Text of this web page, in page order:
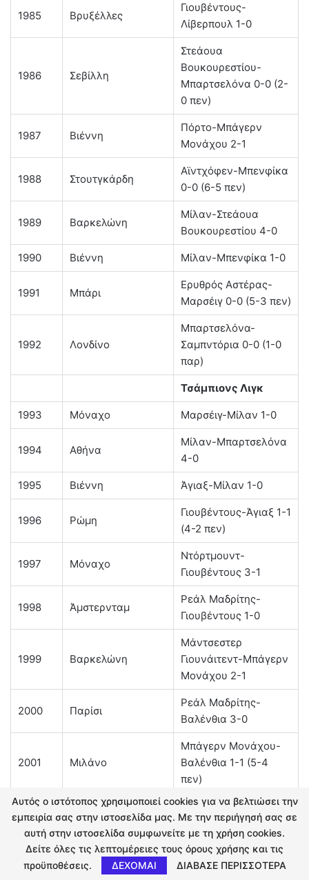
1985 Βρυξέλλες
Γιουβέντους-
Λίβερπουλ 1-0
1986 Σεβίλλη
Στεάουα
Βουκουρεστίου-
Μπαρτσελόνα 0-0 (2-
0 πεν)
1987 Βιέννη
Πόρτο-Μπάγερν
Μονάχου 2-1
1988 Στουτγκάρδη
Αϊντχόφεν-Μπενφίκα
0-0 (6-5 πεν)
1989 Βαρκελώνη
Μίλαν-Στεάουα
Βουκουρεστίου 4-0
1990 Βιέννη Μίλαν-Μπενφίκα 1-0
1991 Μπάρι
Ερυθρός Αστέρας-
Μαρσέιγ 0-0 (5-3 πεν)
1992 Λονδίνο
Μπαρτσελόνα-
Σαμπντόρια 0-0 (1-0
παρ)
Τσάμπιονς Λιγκ
1993 Μόναχο Μαρσέιγ-Μίλαν 1-0
1994 Αθήνα
Μίλαν-Μπαρτσελόνα
4-0
1995 Βιέννη Άγιαξ-Μίλαν 1-0
1996 Ρώμη
Γιουβέντους-Άγιαξ 1-1
(4-2 πεν)
1997 Μόναχο
Ντόρτμουντ-
Γιουβέντους 3-1
1998 Άμστερνταμ
Ρεάλ Μαδρίτης-
Γιουβέντους 1-0
1999 Βαρκελώνη
Μάντσεστερ
Γιουνάιτεντ-Μπάγερν
Μονάχου 2-1
2000 Παρίσι
Ρεάλ Μαδρίτης-
Βαλένθια 3-0
2001 Μιλάνο
Μπάγερν Μονάχου-
Βαλένθια 1-1 (5-4
πεν)
2002 Γλασκώβη
Ρεάλ Μαδρίτης-
Λεβερκούζεν 2-1
Μάντσεστερ
Μίλαν-Γιουβέντους 0-
0 (3-2 πεν)
Αυτός ο ιστότοπος χρησιμοποιεί cookies για να βελτιώσει την
εμπειρία σας στην ιστοσελίδα μας. Με την περιήγησή σας σε
αυτή στην ιστοσελίδα συμφωνείτε με τη χρήση cookies.
Δείτε όλες τις λεπτομέρειες τους όρους χρήσης και τις
προϋποθέσεις.
ΔΕΧΟΜΑΙ ΔΙΑΒΑΣΕ ΠΕΡΙΣΣΟΤΕΡΑ